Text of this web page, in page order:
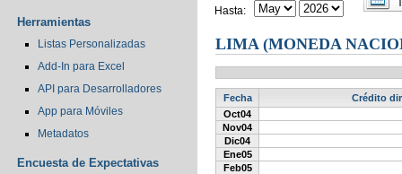
Herramientas
Listas Personalizadas
Add-In para Excel
API para Desarrolladores
App para Móviles
Metadatos
Encuesta de Expectativas
Hasta:
LIMA (MONEDA
Fecha
Crédito
Oct04
Nov04
Dic04
Ene05
Feb05